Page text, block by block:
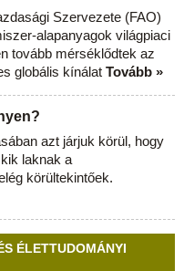
Szervezete (FAO)
alapanyagok világpiaci
tovább mérséklődtek az
globális kínálat Tovább »
azt járjuk körül, hogy
laknak a
körültekintőek.
ÉLETTUDOMÁNYI